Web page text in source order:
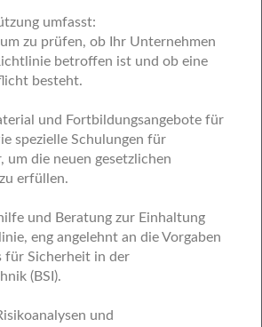
umfasst:
zu prüfen, ob Ihr Unternehmen
betroffen ist und ob eine
besteht.
und Fortbildungsangebote für
spezielle Schulungen für
um die neuen gesetzlichen
erfüllen.
und Beratung zur Einhaltung
eng angelehnt an die Vorgaben
für Sicherheit in der
(BSI).
und